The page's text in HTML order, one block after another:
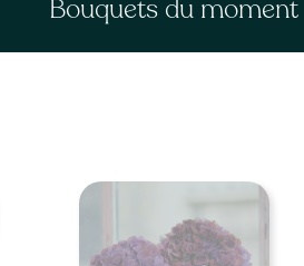
Bouquets du moment